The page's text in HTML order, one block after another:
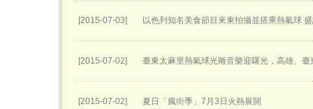
[2015-07-03] 以色列知名美食節目來東拍攝並搭乘熱氣球
[2015-07-02] 臺東太麻里熱氣球光雕音樂迎曙光，高雄、
[2015-07-02] 夏日「瘋街季」7月3日火熱展開